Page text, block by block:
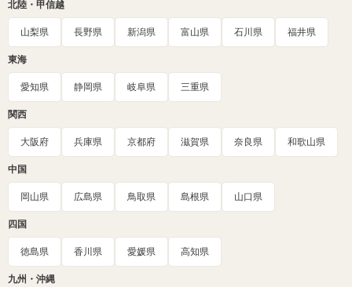
北陸・甲信越
山梨県 長野県 新潟県 富山県 石川県 福井県
東海
愛知県 静岡県 岐阜県 三重県
関西
大阪府 兵庫県 京都府 滋賀県 奈良県 和歌山県
中国
岡山県 広島県 鳥取県 島根県 山口県
四国
徳島県 香川県 愛媛県 高知県
九州・沖縄